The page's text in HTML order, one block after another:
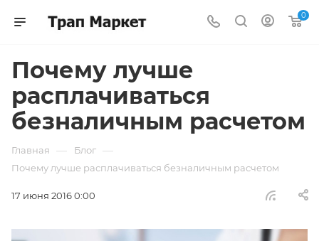
0
Почему лучше
расплачиваться
безналичным расчетом
Главная — Блог —
Почему лучше расплачиваться безналичным расчетом
17 июня 2016 0:00